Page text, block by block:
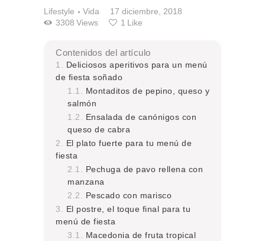
Lifestyle Vida
17 diciembre, 2018
3308 Views 1 Like
Contenidos del artículo
Deliciosos aperitivos para un menú
de fiesta soñado
Montaditos de pepino, queso y
salmón
Ensalada de canónigos con
queso de cabra
El plato fuerte para tu menú de
fiesta
Pechuga de pavo rellena con
manzana
Pescado con marisco
El postre, el toque final para tu
menú de fiesta
Macedonia de fruta tropical